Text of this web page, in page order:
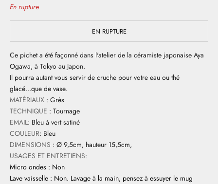
En rupture
EN RUPTURE
Ce pichet a été façonné dans l'atelier de la céramiste japonaise Aya
Ogawa, à Tokyo au Japon.
Il pourra autant vous servir de cruche pour votre eau ou thé
glacé...que de vase.
MATÉRIAUX : Grès
TECHNIQUE : Tournage
EMAIL: Bleu à vert satiné
COULEUR: Bleu
DIMENSIONS : Ø 9,5cm, hauteur 15,5cm,
USAGES ET ENTRETIENS:
Micro ondes : Non
Lave vaisselle : Non. Lavage à la main, pensez à essuyer le mug